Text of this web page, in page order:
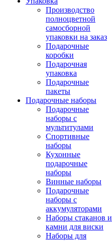
Производство
полноцветной
самосборной
упаковки на заказ
Подарочные
коробки
Подарочная
упаковка
Подарочные
пакеты
Подарочные наборы
Подарочные
наборы с
мультитулами
Спортивные
наборы
Кухонные
подарочные
наборы
Винные наборы
Подарочные
наборы с
аккумуляторами
Наборы стаканов и
камни для виски
Наборы для